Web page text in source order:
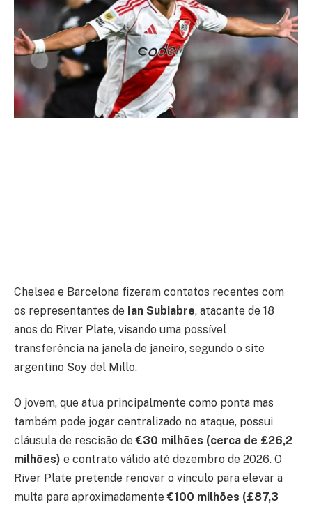
Chelsea e Barcelona fizeram contatos recentes com
os representantes de Ian Subiabre, atacante de 18
anos do River Plate, visando uma possível
transferência na janela de janeiro, segundo o site
argentino Soy del Millo.
O jovem, que atua principalmente como ponta mas
também pode jogar centralizado no ataque, possui
cláusula de rescisão de€30 milhões (cerca de £26,2
milhões) e contrato válido até dezembro de 2026. O
River Plate pretende renovar o vínculo para elevar a
multa para aproximadamente€100 milhões (£87,3